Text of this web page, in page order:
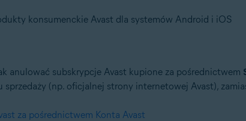
konsumenckie Avast dla systemów Android i iOS
Avast dla systemów Android i iOS
anulować subskrypcje Avast kupione za pośrednictwem
sprzedaży (np. oficjalnej strony internetowej Avast),
za pośrednictwem Konta Avast